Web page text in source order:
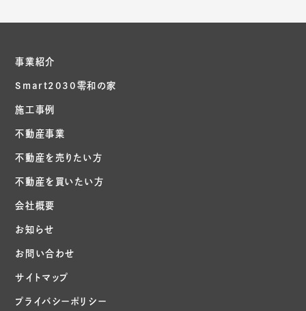
事業紹介
Smart2030零和の家
施工事例
不動産事業
不動産を売りたい方
不動産を買いたい方
会社概要
お知らせ
お問い合わせ
サイトマップ
プライバシーポリシー